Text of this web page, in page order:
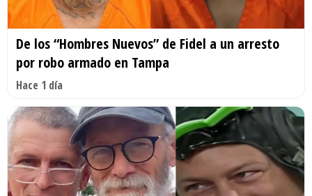
De los “Hombres Nuevos” de Fidel a un arresto
por robo armado en Tampa
Hace 1 día